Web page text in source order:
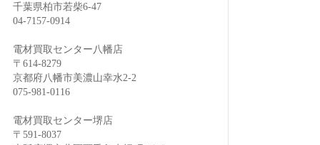
千葉県柏市若柴6-47
04-7157-0914
電材買取センター八幡店
〒614-8279
京都府八幡市美濃山幸水2-2
075-981-0116
電材買取センター堺店
〒591-8037